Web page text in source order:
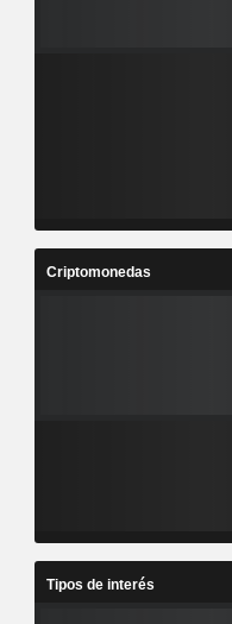
Criptomonedas
Tipos de interés